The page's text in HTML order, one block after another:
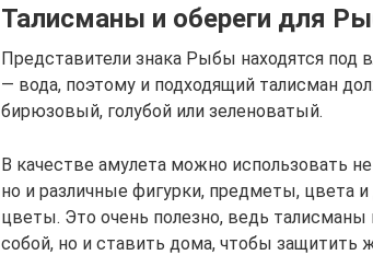
Талисманы и обереги для
Представители знака Рыбы находятся под
— вода, поэтому и подходящий талисман
бирюзовый, голубой или зеленоватый.
В качестве амулета можно использовать
но и различные фигурки, предметы, цвета
цветы. Это очень полезно, ведь
собой, но и ставить дома, чтобы защитить